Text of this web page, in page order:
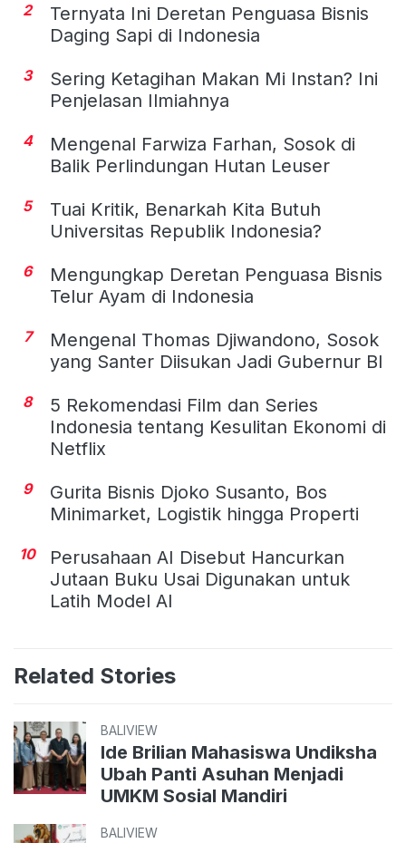
2
Ternyata Ini Deretan Penguasa Bisnis
Daging Sapi di Indonesia
3
Sering Ketagihan Makan Mi Instan? Ini
Penjelasan Ilmiahnya
4
Mengenal Farwiza Farhan, Sosok di
Balik Perlindungan Hutan Leuser
5
Tuai Kritik, Benarkah Kita Butuh
Universitas Republik Indonesia?
6
Mengungkap Deretan Penguasa Bisnis
Telur Ayam di Indonesia
7
Mengenal Thomas Djiwandono, Sosok
yang Santer Diisukan Jadi Gubernur BI
8
5 Rekomendasi Film dan Series
Indonesia tentang Kesulitan Ekonomi di
Netflix
9
Gurita Bisnis Djoko Susanto, Bos
Minimarket, Logistik hingga Properti
10
Perusahaan AI Disebut Hancurkan
Jutaan Buku Usai Digunakan untuk
Latih Model AI
Related Stories
BALIVIEW
Ide Brilian Mahasiswa Undiksha
Ubah Panti Asuhan Menjadi
UMKM Sosial Mandiri
BALIVIEW